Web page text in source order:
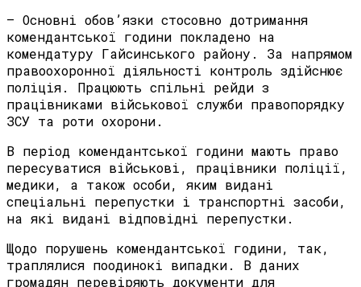
– Основні обов’язки стосовно дотримання
комендантської години покладено на
комендатуру Гайсинського району. За напрямом
правоохоронної діяльності контроль здійснює
поліція. Працюють спільні рейди з
працівниками військової служби правопорядку
ЗСУ та роти охорони.
В період комендантської години мають право
пересуватися військові, працівники поліції,
медики, а також особи, яким видані
спеціальні перепустки і транспортні засоби,
на які видані відповідні перепустки.
Щодо порушень комендантської години, так,
траплялися поодинокі випадки. В даних
громадян перевіряють документи для